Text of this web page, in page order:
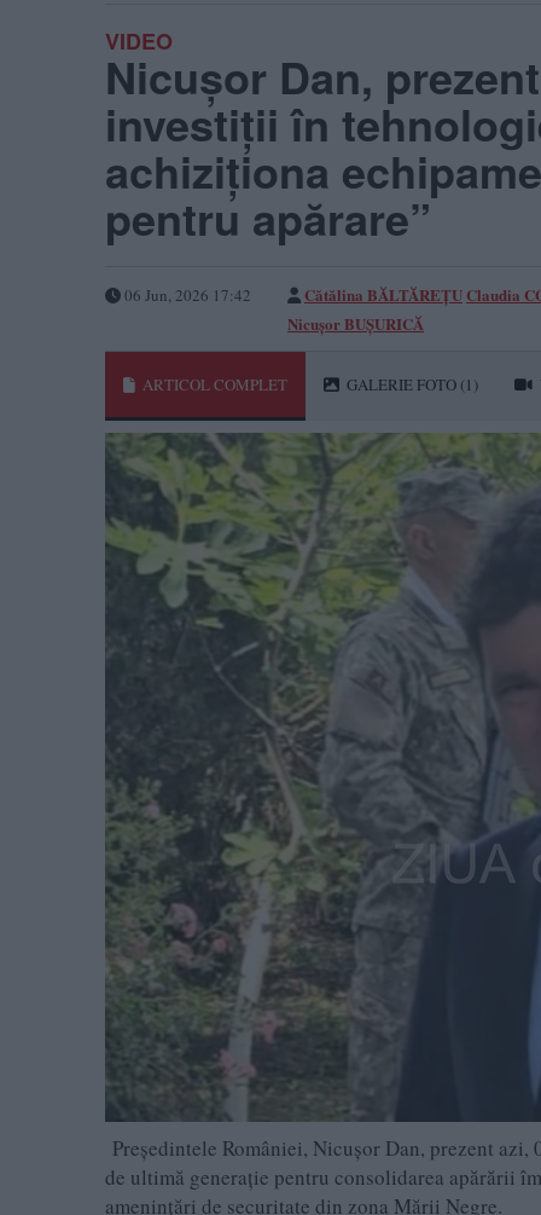
VIDEO
Nicușor Dan,
investiții în
achiziționa
pentru apărare”
06 Jun, 2026 17:42 Cătălina BĂLTĂREȚU Claudia
Nicușor BUȘURICĂ
ARTICOL COMPLET GALERIE FOTO (1)
Președintele României, Nicușor Dan, prezent
de ultimă generație pentru consolidarea apărării
amenințări de securitate din zona Mării Negre.